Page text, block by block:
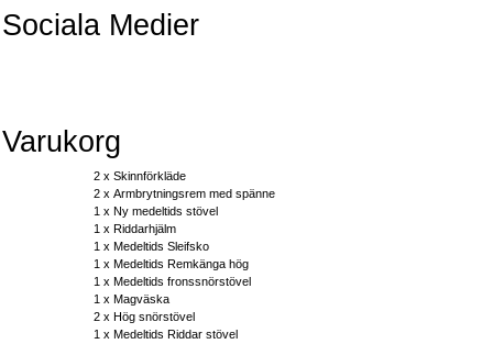
Sociala Medier
Varukorg
2 x Skinnförkläde
2 x Armbrytningsrem med spänne
1 x Ny medeltids stövel
1 x Riddarhjälm
1 x Medeltids Sleifsko
1 x Medeltids Remkänga hög
1 x Medeltids fronssnörstövel
1 x Magväska
2 x Hög snörstövel
1 x Medeltids Riddar stövel